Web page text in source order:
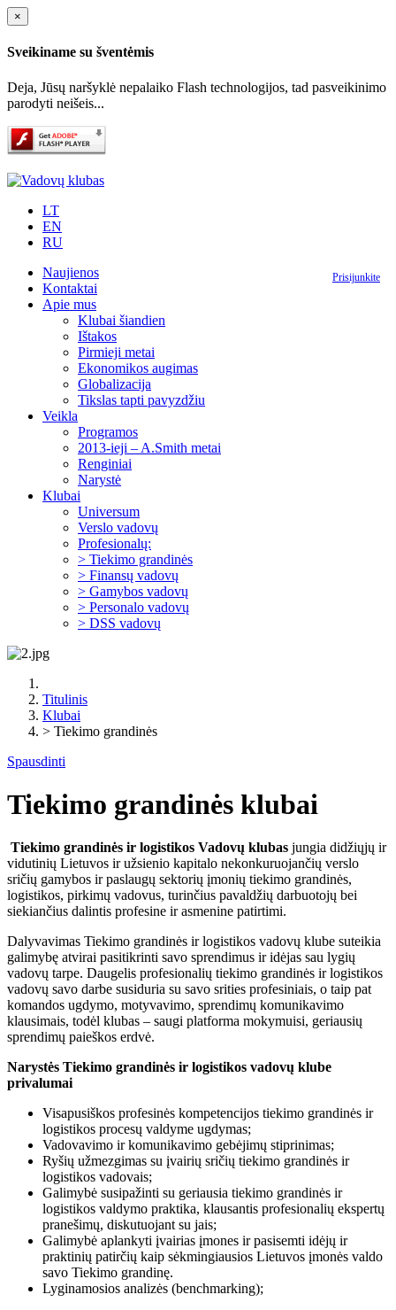
×
Sveikiname su šventėmis
Deja, Jūsų naršyklė nepalaiko Flash technologijos, tad pasveikinimo
parodyti neišeis...
LT
EN
RU
Prisijunkite
Naujienos
Kontaktai
Apie mus
Klubai šiandien
Ištakos
Pirmieji metai
Ekonomikos augimas
Globalizacija
Tikslas tapti pavyzdžiu
Veikla
Programos
2013-ieji – A.Smith metai
Renginiai
Narystė
Klubai
Universum
Verslo vadovų
Profesionalų:
> Tiekimo grandinės
> Finansų vadovų
> Gamybos vadovų
> Personalo vadovų
> DSS vadovų
Titulinis
Klubai
> Tiekimo grandinės
Spausdinti
Tiekimo grandinės klubai
Tiekimo grandinės ir logistikos Vadovų klubas jungia didžiųjų ir
vidutinių Lietuvos ir užsienio kapitalo nekonkuruojančių verslo
sričių gamybos ir paslaugų sektorių įmonių tiekimo grandinės,
logistikos, pirkimų vadovus, turinčius pavaldžių darbuotojų bei
siekiančius dalintis profesine ir asmenine patirtimi.
Dalyvavimas Tiekimo grandinės ir logistikos vadovų klube suteikia
galimybę atvirai pasitikrinti savo sprendimus ir idėjas sau lygių
vadovų tarpe. Daugelis profesionalių tiekimo grandinės ir logistikos
vadovų savo darbe susiduria su savo srities profesiniais, o taip pat
komandos ugdymo, motyvavimo, sprendimų komunikavimo
klausimais, todėl klubas – saugi platforma mokymuisi, geriausių
sprendimų paieškos erdvė.
Narystės Tiekimo grandinės ir logistikos vadovų klube
privalumai
Visapusiškos profesinės kompetencijos tiekimo grandinės ir
logistikos procesų valdyme ugdymas;
Vadovavimo ir komunikavimo gebėjimų stiprinimas;
Ryšių užmezgimas su įvairių sričių tiekimo grandinės ir
logistikos vadovais;
Galimybė susipažinti su geriausia tiekimo grandinės ir
logistikos valdymo praktika, klausantis profesionalių ekspertų
pranešimų, diskutuojant su jais;
Galimybė aplankyti įvairias įmones ir pasisemti idėjų ir
praktinių patirčių kaip sėkmingiausios Lietuvos įmonės valdo
savo Tiekimo grandinę.
Lyginamosios analizės (benchmarking);